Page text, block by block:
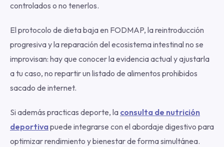
controlados o no tenerlos.
El protocolo de dieta baja en FODMAP, la reintroducción
progresiva y la reparación del ecosistema intestinal no se
improvisan: hay que conocer la evidencia actual y ajustarla
a tu caso, no repartir un listado de alimentos prohibidos
sacado de internet.
Si además practicas deporte, la consulta de nutrición
deportivapuede integrarse con el abordaje digestivo para
optimizar rendimiento y bienestar de forma simultánea.